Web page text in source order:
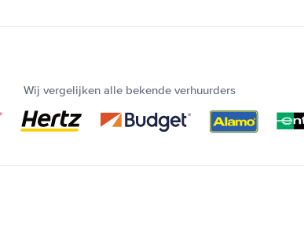
Wij vergelijken alle bekende verhuurders